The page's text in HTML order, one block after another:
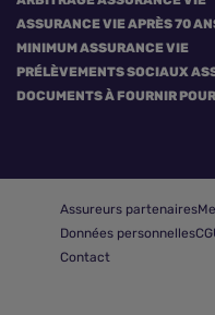
ASSURANCE VIE APRÈS 70
MINIMUM ASSURANCE VIE
PRÉLÈVEMENTS SOCIAUX
DOCUMENTS À FOURNIR
Assureurs partenaires
Données personnelles
Contact